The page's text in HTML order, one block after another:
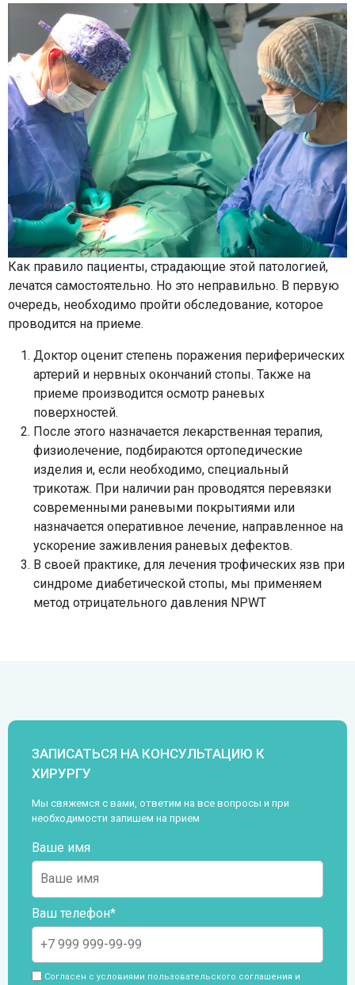
Как правило пациенты, страдающие этой патологией,
лечатся самостоятельно. Но это неправильно. В первую
очередь, необходимо пройти обследование, которое
проводится на приеме.
Доктор оценит степень поражения периферических
артерий и нервных окончаний стопы. Также на
приеме производится осмотр раневых
поверхностей.
После этого назначается лекарственная терапия,
физиолечение, подбираются ортопедические
изделия и, если необходимо, специальный
трикотаж. При наличии ран проводятся перевязки
современными раневыми покрытиями или
назначается оперативное лечение, направленное на
ускорение заживления раневых дефектов.
В своей практике, для лечения трофических язв при
синдроме диабетической стопы, мы применяем
метод отрицательного давления NPWT
ЗАПИСАТЬСЯ НА КОНСУЛЬТАЦИЮ К
ХИРУРГУ
Мы свяжемся с вами, ответим на все вопросы и при
необходимости запишем на прием
Ваше имя
Ваш телефон*
Согласен с условиями пользовательского соглашения и